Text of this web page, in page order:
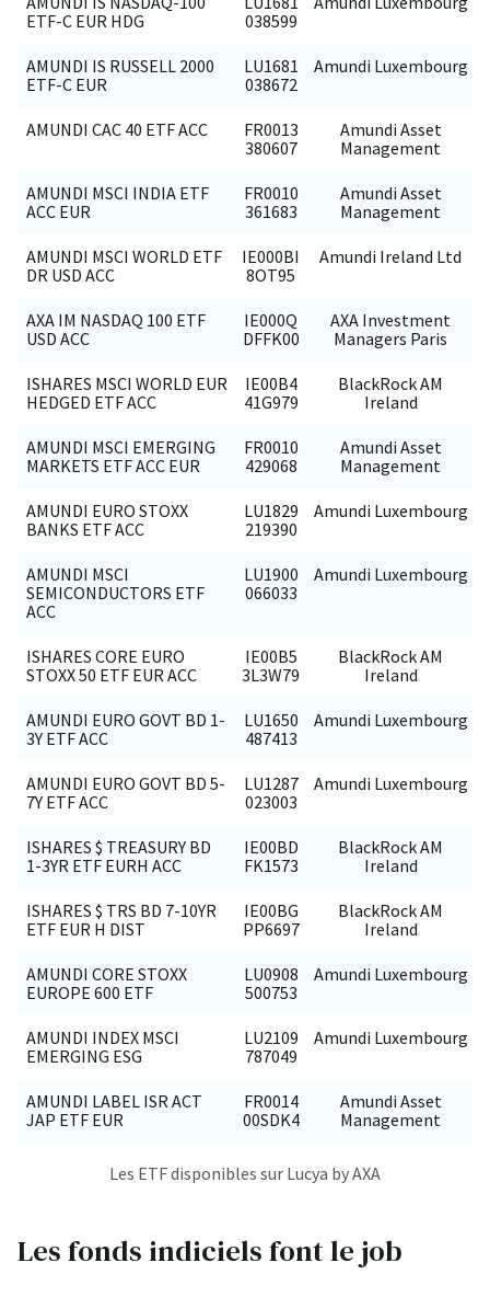
ETF-C EUR HDG
038599
AMUNDI IS RUSSELL 2000
ETF-C EUR
LU1681
038672
Amundi Luxembourg
AMUNDI CAC 40 ETF ACC
FR0013
380607
Amundi Asset
Management
AMUNDI MSCI INDIA ETF
ACC EUR
FR0010
361683
Amundi Asset
Management
AMUNDI MSCI WORLD ETF
DR USD ACC
IE000BI
8OT95
Amundi Ireland Ltd
AXA IM NASDAQ 100 ETF
USD ACC
IE000Q
DFFK00
AXA Investment
Managers Paris
ISHARES MSCI WORLD EUR
HEDGED ETF ACC
IE00B4
41G979
BlackRock AM
Ireland
AMUNDI MSCI EMERGING
MARKETS ETF ACC EUR
FR0010
429068
Amundi Asset
Management
AMUNDI EURO STOXX
BANKS ETF ACC
LU1829
219390
Amundi Luxembourg
AMUNDI MSCI
SEMICONDUCTORS ETF
ACC
LU1900
066033
Amundi Luxembourg
ISHARES CORE EURO
STOXX 50 ETF EUR ACC
IE00B5
3L3W79
BlackRock AM
Ireland
AMUNDI EURO GOVT BD 1-
3Y ETF ACC
LU1650
487413
Amundi Luxembourg
AMUNDI EURO GOVT BD 5-
7Y ETF ACC
LU1287
023003
Amundi Luxembourg
ISHARES $ TREASURY BD
1-3YR ETF EURH ACC
IE00BD
FK1573
BlackRock AM
Ireland
ISHARES $ TRS BD 7-10YR
ETF EUR H DIST
IE00BG
PP6697
BlackRock AM
Ireland
AMUNDI CORE STOXX
EUROPE 600 ETF
LU0908
500753
Amundi Luxembourg
AMUNDI INDEX MSCI
EMERGING ESG
LU2109
787049
Amundi Luxembourg
AMUNDI LABEL ISR ACT
JAP ETF EUR
FR0014
00SDK4
Amundi Asset
Management
Les ETF disponibles sur Lucya by AXA
Les fonds indiciels font le job